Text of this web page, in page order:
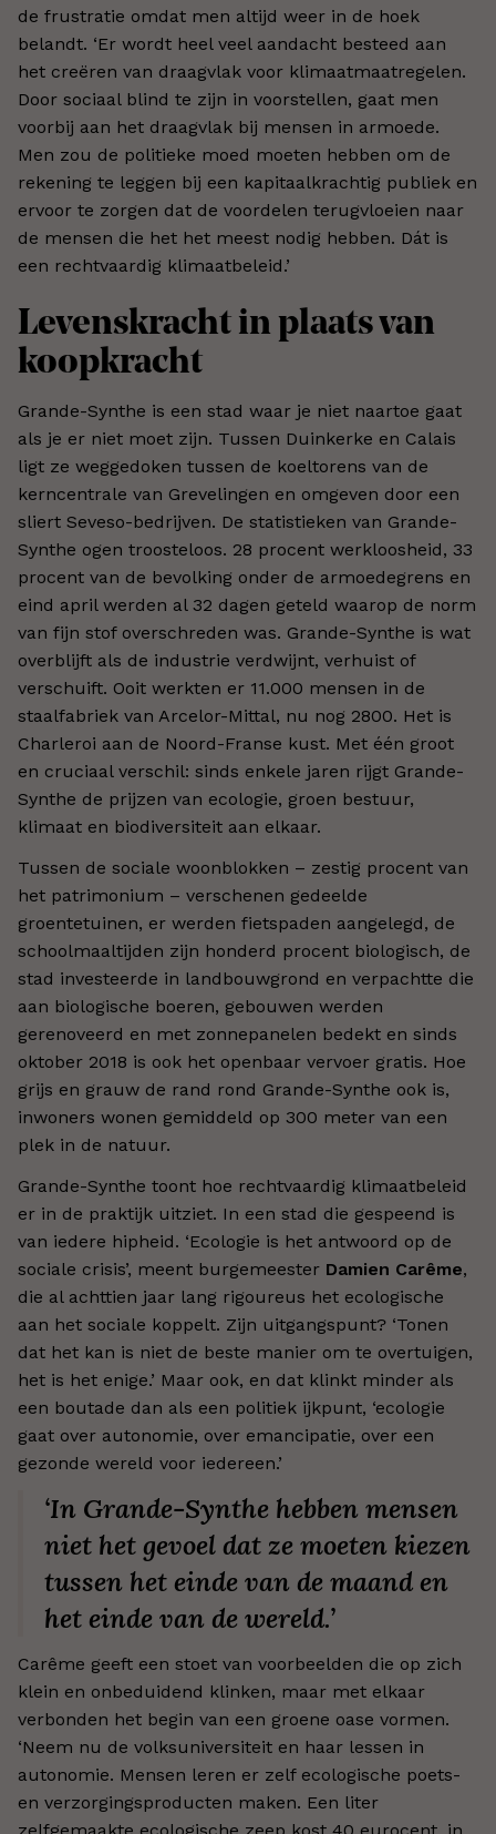
de frustratie omdat men altijd weer in de hoek
belandt. ‘Er wordt heel veel aandacht besteed aan
het creëren van draagvlak voor klimaatmaatregelen.
Door sociaal blind te zijn in voorstellen, gaat men
voorbij aan het draagvlak bij mensen in armoede.
Men zou de politieke moed moeten hebben om de
rekening te leggen bij een kapitaalkrachtig publiek en
ervoor te zorgen dat de voordelen terugvloeien naar
de mensen die het het meest nodig hebben. Dát is
een rechtvaardig klimaatbeleid.’
Levenskracht in plaats van
koopkracht
Grande-Synthe is een stad waar je niet naartoe gaat
als je er niet moet zijn. Tussen Duinkerke en Calais
ligt ze weggedoken tussen de koeltorens van de
kerncentrale van Grevelingen en omgeven door een
sliert Seveso-bedrijven. De statistieken van Grande-
Synthe ogen troosteloos. 28 procent werkloosheid, 33
procent van de bevolking onder de armoedegrens en
eind april werden al 32 dagen geteld waarop de norm
van fijn stof overschreden was. Grande-Synthe is wat
overblijft als de industrie verdwijnt, verhuist of
verschuift. Ooit werkten er 11.000 mensen in de
staalfabriek van Arcelor-Mittal, nu nog 2800. Het is
Charleroi aan de Noord-Franse kust. Met één groot
en cruciaal verschil: sinds enkele jaren rijgt Grande-
Synthe de prijzen van ecologie, groen bestuur,
klimaat en biodiversiteit aan elkaar.
Tussen de sociale woonblokken – zestig procent van
het patrimonium – verschenen gedeelde
groentetuinen, er werden fietspaden aangelegd, de
schoolmaaltijden zijn honderd procent biologisch, de
stad investeerde in landbouwgrond en verpachtte die
aan biologische boeren, gebouwen werden
gerenoveerd en met zonnepanelen bedekt en sinds
oktober 2018 is ook het openbaar vervoer gratis. Hoe
grijs en grauw de rand rond Grande-Synthe ook is,
inwoners wonen gemiddeld op 300 meter van een
plek in de natuur.
Grande-Synthe toont hoe rechtvaardig klimaatbeleid
er in de praktijk uitziet. In een stad die gespeend is
van iedere hipheid. ‘Ecologie is het antwoord op de
sociale crisis’, meent burgemeester Damien Carême,
die al achttien jaar lang rigoureus het ecologische
aan het sociale koppelt. Zijn uitgangspunt? ‘Tonen
dat het kan is niet de beste manier om te overtuigen,
het is het enige.’ Maar ook, en dat klinkt minder als
een boutade dan als een politiek ijkpunt, ‘ecologie
gaat over autonomie, over emancipatie, over een
gezonde wereld voor iedereen.’
‘In Grande-Synthe hebben mensen
niet het gevoel dat ze moeten kiezen
tussen het einde van de maand en
het einde van de wereld.’
Carême geeft een stoet van voorbeelden die op zich
klein en onbeduidend klinken, maar met elkaar
verbonden het begin van een groene oase vormen.
‘Neem nu de volksuniversiteit en haar lessen in
autonomie. Mensen leren er zelf ecologische poets-
en verzorgingsproducten maken. Een liter